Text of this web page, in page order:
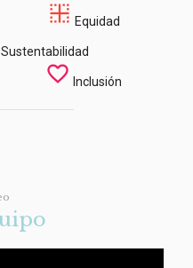
border_inner Equidad
Sustentabilidad
favorite_border Inclusión